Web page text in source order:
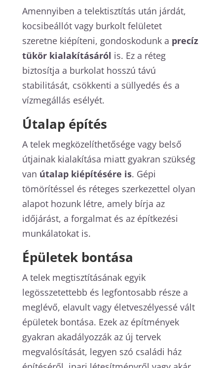
Amennyiben a telektisztítás után járdát,
kocsibeállót vagy burkolt felületet
szeretne kiépíteni, gondoskodunk a precíz
tükör kialakításáról is. Ez a réteg
biztosítja a burkolat hosszú távú
stabilitását, csökkenti a süllyedés és a
vízmegállás esélyét.
Útalap építés
A telek megközelíthetősége vagy belső
útjainak kialakítása miatt gyakran szükség
van útalap kiépítésére is. Gépi
tömörítéssel és réteges szerkezettel olyan
alapot hozunk létre, amely bírja az
időjárást, a forgalmat és az építkezési
munkálatokat is.
Épületek bontása
A telek megtisztításának egyik
legösszetettebb és legfontosabb része a
meglévő, elavult vagy életveszélyessé vált
épületek bontása. Ezek az építmények
gyakran akadályozzák az új tervek
megvalósítását, legyen szó családi ház